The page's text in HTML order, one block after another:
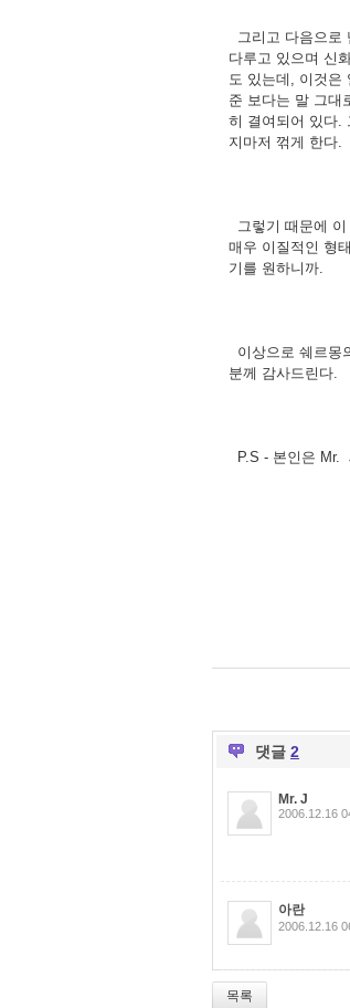
그리고 다음으로
다루고 있으며 신
도 있는데, 이것은
준 보다는 말 그대
히 결여되어 있다.
지마저 꺾게 한다.
그렇기 때문에
매우 이질적인 형
기를 원하니까.
이상으로 쉐르몽
분께 감사드린다.
P.S - 본인은 Mr.
댓글 2
Mr. J
2006.12.16
아란
2006.12.16
목록